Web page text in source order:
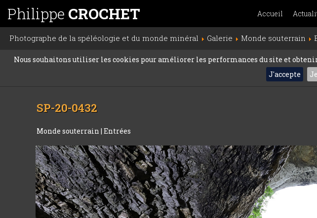
Philippe CROCHET Accueil
Photographe de la spéléologie et du monde minéral Galerie Monde souterrain
Nous souhaitons utiliser les cookies pour améliorer les performances du site et
J'accepte
SP-20-0432
Monde souterrain|Entrées